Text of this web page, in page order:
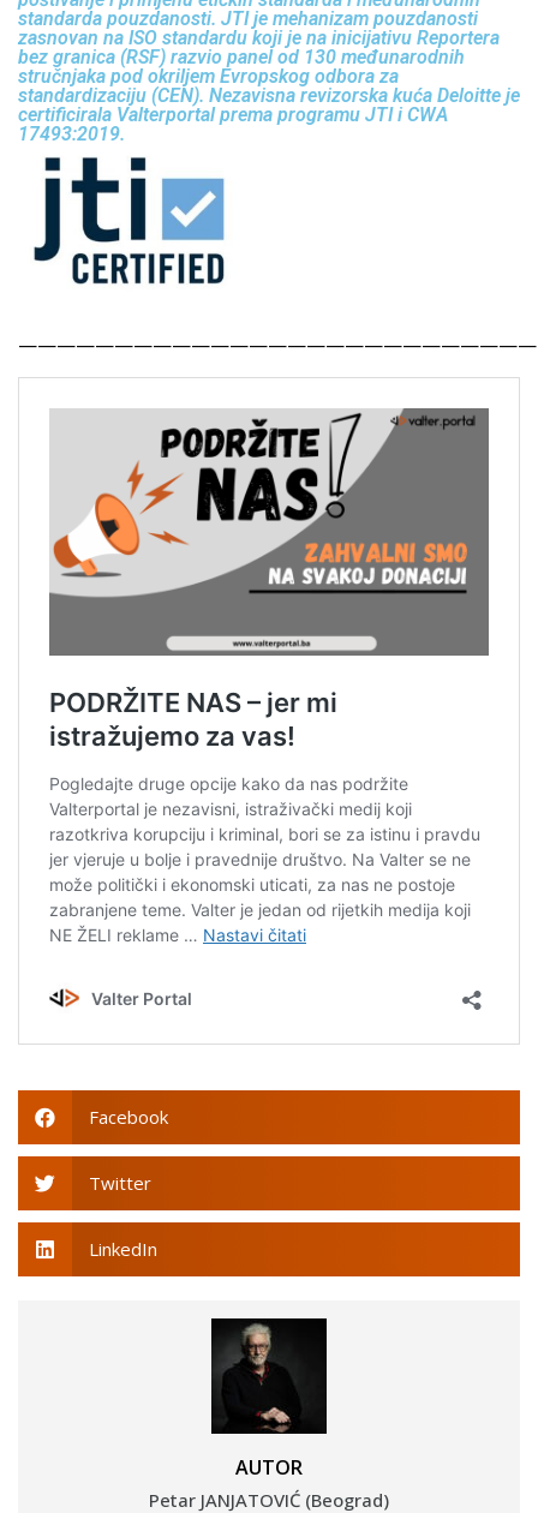
standarda pouzdanosti. JTI je mehanizam pouzdanosti
zasnovan na ISO standardu koji je na inicijativu Reportera
bez granica (RSF) razvio panel od 130 međunarodnih
stručnjaka pod okriljem Evropskog odbora za
standardizaciju (CEN). Nezavisna revizorska kuća Deloitte je
certificirala Valterportal prema programu JTI i CWA
17493:2019.
Facebook
Twitter
LinkedIn
AUTOR
Petar JANJATOVIĆ (Beograd)